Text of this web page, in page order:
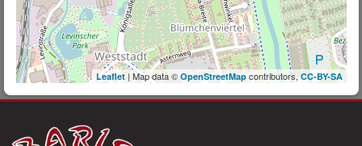
Leaflet| Map data © OpenStreetMapcontributors, CC-BY-SA